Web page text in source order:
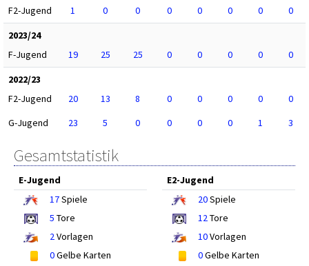
F2-Jugend
1 0 0 0 0 0 0
0
2023/24
F-Jugend
19 25 25 0 0 0 0
0
2022/23
F2-Jugend
20 13 8 0 0 0 0
0
G-Jugend
23 5 0 0 0 0 1 3
Gesamtstatistik
E-Jugend
17Spiele
5 Tore
2Vorlagen
0Gelbe Karten
E2-Jugend
20Spiele
12Tore
10Vorlagen
0Gelbe Karten